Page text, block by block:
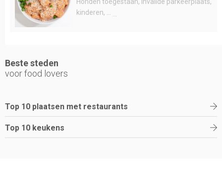
kinderen
Beste steden
voor food lovers
Top 10 plaatsen met restaurants
Top 10 keukens